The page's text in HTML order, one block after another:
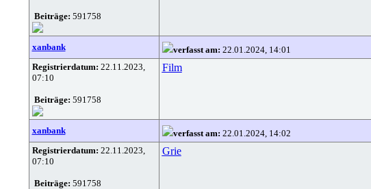
Beiträge: 591758
xanbank verfasst am: 22.01.2024, 14:01
Registrierdatum: 22.11.2023,
07:10
Beiträge: 591758
Film
xanbank verfasst am: 22.01.2024, 14:02
Registrierdatum: 22.11.2023,
07:10
Beiträge: 591758
Grie